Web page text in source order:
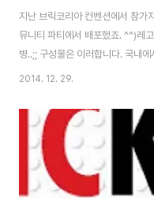
지난 브릭코리아 컨벤션에서 참가
뮤니티 파티에서 배포했죠. ^^)레
병..;; 구성물은 이러합니다. 국내
진 에밋봉다리와 랜덤 키체인 하나
거 아니지만.. 요거 하나가 주는 묘
2014. 12. 29.